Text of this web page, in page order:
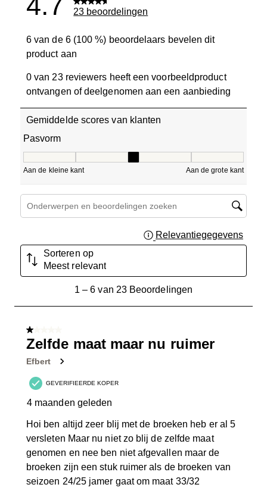
23 beoordelingen
6 van de 6 (100 %) beoordelaars bevelen dit
product aan
0 van 23 reviewers heeft een voorbeeldproduct
ontvangen of deelgenomen aan een aanbieding
Gemiddelde scores van klanten
Pasvorm
Aan de kleine kant Aan de grote kant
Onderwerpen en beoordelingen zoeken per regio
Relevantiegegevens
Sorteren op
Meest relevant
van
Beoordelingen.
1 – 6 van 23 Beoordelingen
1 van 5 sterren.
Zelfde maat maar nu ruimer
Efbert
GEVERIFIEERDE KOPER
4 maanden geleden
Hoi ben altijd zeer blij met de broeken heb er al 5
versleten Maar nu niet zo blij de zelfde maat
genomen en nee ben niet afgevallen maar de
broeken zijn een stuk ruimer als de broeken van
seizoen 24/25 jamer gaat om maat 33/32